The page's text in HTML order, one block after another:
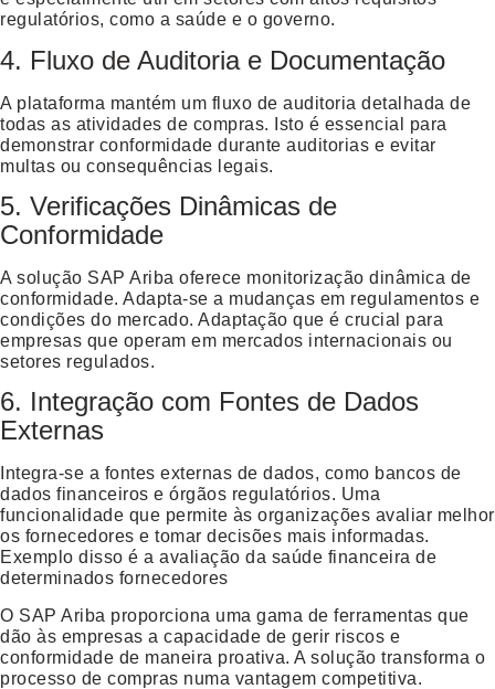
regulatórios, como a saúde e o governo.
4. Fluxo de Auditoria e Documentação
A plataforma mantém um fluxo de auditoria detalhada de
todas as atividades de compras. Isto é essencial para
demonstrar conformidade durante auditorias e evitar
multas ou consequências legais.
5. Verificações Dinâmicas de
Conformidade
A solução SAP Ariba oferece monitorização dinâmica de
conformidade. Adapta-se a mudanças em regulamentos e
condições do mercado. Adaptação que é crucial para
empresas que operam em mercados internacionais ou
setores regulados.
6. Integração com Fontes de Dados
Externas
Integra-se a fontes externas de dados, como bancos de
dados financeiros e órgãos regulatórios. Uma
funcionalidade que permite às organizações avaliar melhor
os fornecedores e tomar decisões mais informadas.
Exemplo disso é a avaliação da saúde financeira de
determinados fornecedores
O SAP Ariba proporciona uma gama de ferramentas que
dão às empresas a capacidade de gerir riscos e
conformidade de maneira proativa. A solução transforma o
processo de compras numa vantagem competitiva.